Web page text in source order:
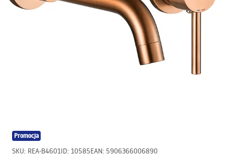
Promocja
SKU: REA-B4601ID: 10585EAN: 5906366006890